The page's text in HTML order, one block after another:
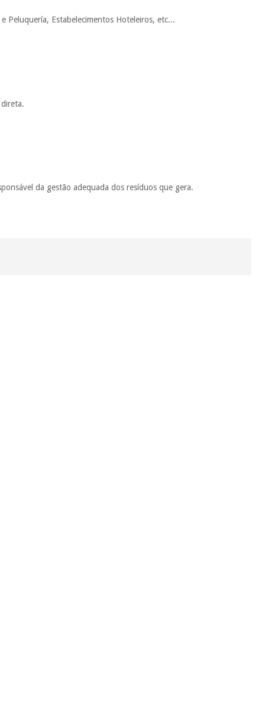
Peluquería, Estabelecimentos Hoteleiros, etc...
da gestão adequada dos resíduos que gera.